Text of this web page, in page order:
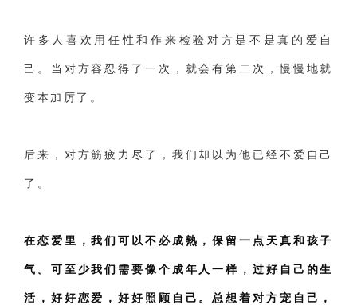
许多人喜欢用任性和作来检验对方是不是真的爱自
己。当对方容忍得了一次，就会有第二次，慢慢地就
变本加厉了。
后来，对方筋疲力尽了，我们却以为他已经不爱自己
了。
在恋爱里，我们可以不必成熟，保留一点天真和孩子
气。可至少我们需要像个成年人一样，过好自己的生
活，好好恋爱，好好照顾自己。总想着对方宠自己，